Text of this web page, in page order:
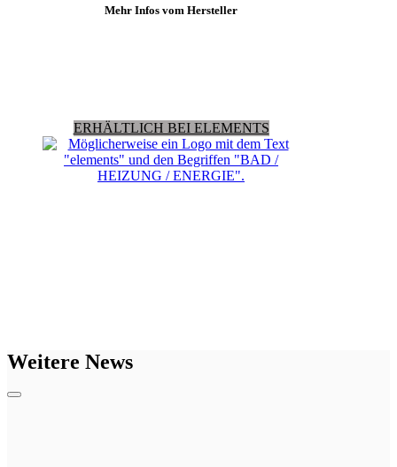
Mehr Infos vom Hersteller
ERHÄLTLICH BEI ELEMENTS
Weitere News